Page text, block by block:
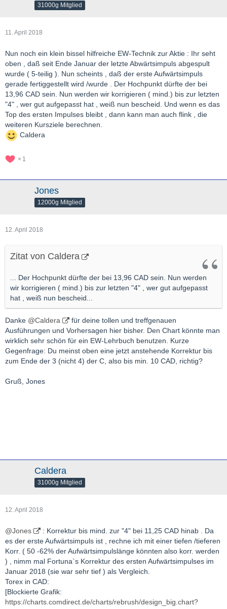
31000g Mitglied
11. April 2018
Nun noch ein klein bissel hilfreiche EW-Technik zur Aktie : Ihr seht
oben , daß seit Ende Januar der letzte Abwärtsimpuls abgespult
wurde ( 5-teilig ). Nun scheints , daß der erste Aufwärtsimpuls
gerade fertiggestellt wird /wurde . Der Hochpunkt dürfte der bei
13,96 CAD sein. Nun werden wir korrigieren ( mind.) bis zur letzten
"4" , wer gut aufgepasst hat , weiß nun bescheid. Und wenn es das
Top des ersten Impulses bleibt , dann kann man auch flink , die
weiteren Kursziele berechnen.
Caldera
1
Jones
12000g Mitglied
12. April 2018
Zitat von Caldera
... Der Hochpunkt dürfte der bei 13,96 CAD sein. Nun werden
wir korrigieren ( mind.) bis zur letzten "4" , wer gut aufgepasst
hat , weiß nun bescheid...
Danke @Caldera
für deine tollen und treffgenauen
Ausführungen und Vorhersagen hier bisher. Den Chart könnte man
wirklich sehr schön für ein EW-Lehrbuch benutzen. Kurze
Gegenfrage: Du meinst oben eine jetzt anstehende Korrektur bis
zum Ende der 3 (nicht 4) der C, also bis min. 10 CAD, richtig?
Gruß, Jones
Caldera
31000g Mitglied
12. April 2018
@Jones
: Korrektur bis mind. zur "4" bei 11,25 CAD hinab . Da
es der erste Aufwärtsimpuls ist , rechne ich mit einer tiefen /tieferen
Korr. ( 50 -62% der Aufwärtsimpulslänge könnten also korr. werden
) , nimm mal Fortuna`s Korrektur des ersten Aufwärtsimpulses im
Januar 2018 (sie war sehr tief ) als Vergleich.
Torex in CAD:
[Blockierte Grafik:
https://charts.comdirect.de/charts/rebrush/design_big.chart?